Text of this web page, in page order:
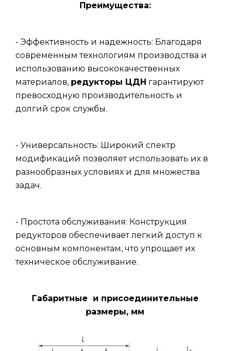
Преимущества:
- Эффективность и надежность: Благодаря
современным технологиям производства и
использованию высококачественных
материалов, редукторы ЦДН гарантируют
превосходную производительность и
долгий срок службы.
- Универсальность: Широкий спектр
модификаций позволяет использовать их в
разнообразных условиях и для множества
задач.
- Простота обслуживания: Конструкция
редукторов обеспечивает легкий доступ к
основным компонентам, что упрощает их
техническое обслуживание.
Габаритные и присоединительные
размеры, мм